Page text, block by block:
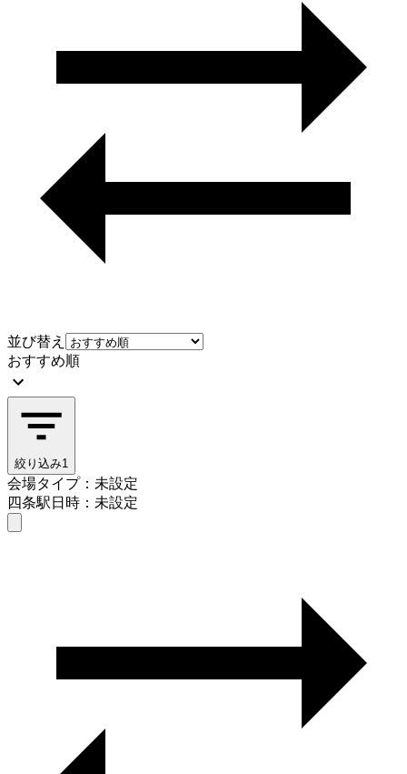
並び替え
おすすめ順
絞り込み1
会場タイプ：未設定
四条駅日時：未設定